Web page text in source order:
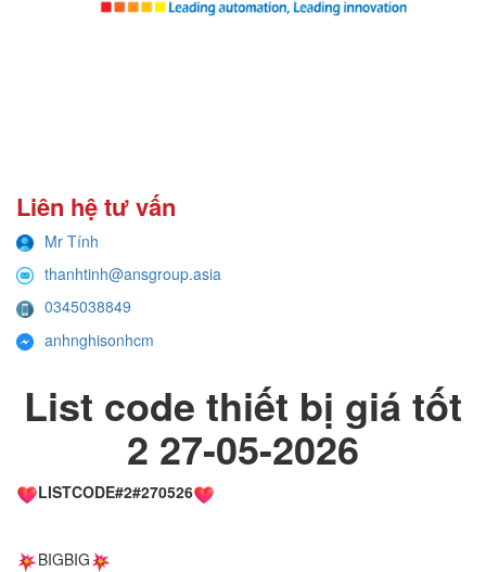
Liên hệ tư vấn
Mr Tính
thanhtinh@ansgroup.asia
0345038849
anhnghisonhcm
List code thiết bị giá tốt
2 27-05-2026
LISTCODE#2#270526
BIGBIG